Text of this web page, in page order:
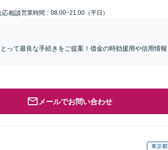
応相談営業時間：08:00~21:00（平日）
って最良な手続きをご提案！借金の時効援用や信用情報
メールでお問い合わせ
東京都